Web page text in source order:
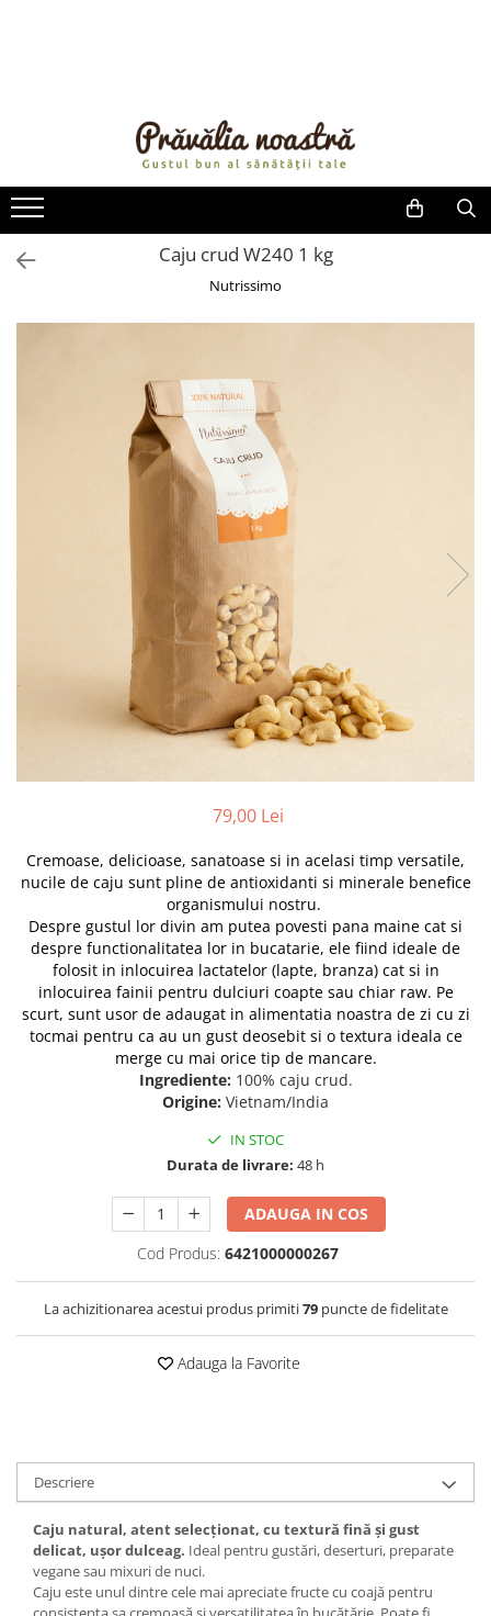
ULEIURI ȘI UNTURI
MĂSLINE
FRUCTE DESHIDRATATE
FRUCTE LA CONSERVĂ
FĂINĂ FĂRĂ GLUTEN
BĂUTURI / LAPTE VEGETAL
OREZ ȘI CEREALE
CREME ȘI PASTE TARTINABILE
CIOCOLATĂ ȘI CACAO
HEALTHY SNACKS
SUPERALIMENTE
REMEDII NATURISTE
TOATE PRODUSELE
Caju crud W240 1 kg
Nutrissimo
79,00 Lei
Cremoase, delicioase, sanatoase si in acelasi timp versatile,
nucile de caju sunt pline de antioxidanti si minerale benefice
organismului nostru.
Despre gustul lor divin am putea povesti pana maine cat si
despre functionalitatea lor in bucatarie, ele fiind ideale de
folosit in inlocuirea lactatelor (lapte, branza) cat si in
inlocuirea fainii pentru dulciuri coapte sau chiar raw. Pe
scurt, sunt usor de adaugat in alimentatia noastra de zi cu zi
tocmai pentru ca au un gust deosebit si o textura ideala ce
merge cu mai orice tip de mancare.
Ingrediente: 100% caju crud.
Origine: Vietnam/India
IN STOC
Durata de livrare: 48 h
ADAUGA IN COS
Cod Produs: 6421000000267
La achizitionarea acestui produs primiti79puncte de fidelitate
Adauga la Favorite
Descriere
Caju natural, atent selecționat, cu textură fină și gust
delicat, ușor dulceag. Ideal pentru gustări, deserturi, preparate
vegane sau mixuri de nuci.
Caju este unul dintre cele mai apreciate fructe cu coajă pentru